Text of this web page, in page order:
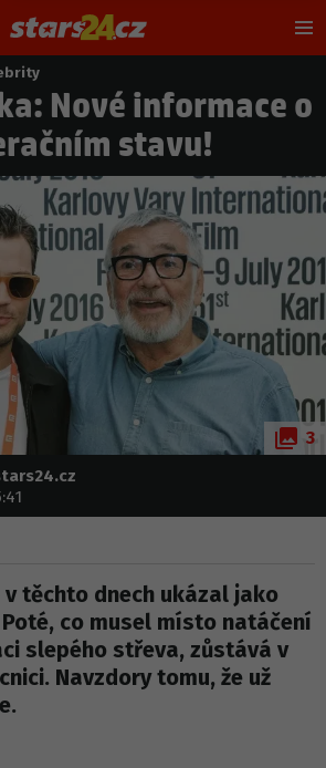
Nové informace o
stavu!
3
těchto dnech ukázal jako
co musel místo natáčení
slepého střeva, zůstává v
Navzdory tomu, že už